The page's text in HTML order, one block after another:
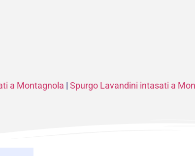
a Montagnola | Spurgo Lavandini intasati a